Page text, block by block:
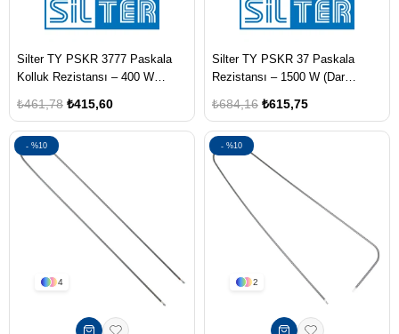
Silter TY PSKR 3777 Paskala
Kolluk Rezistansı – 400 W
₺415,60
₺461,78
Silter TY PSKR 37 Paskala
Rezistansı – 1500 W (Dar
₺615,75
₺684,16
4
%10
2
%10